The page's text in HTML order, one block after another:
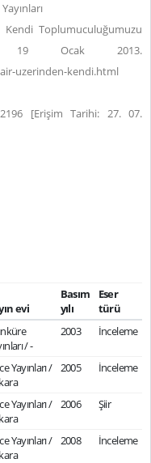
Toplumuculuğumuzu
Ocak 2013.
uzerinden-kendi.html
[Erişim Tarihi: 27. 07.
evi
Basım
yılı
Eser
türü
/ -
2003 İnceleme
Yayınları / 2005 İnceleme
Yayınları / 2006 Şiir
Yayınları / 2008 İnceleme